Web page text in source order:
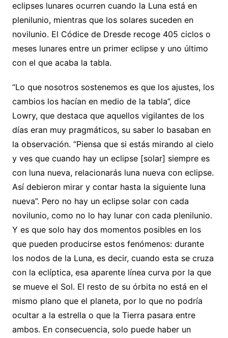
eclipses lunares ocurren cuando la Luna está en
plenilunio, mientras que los solares suceden en
novilunio. El Códice de Dresde recoge 405 ciclos o
meses lunares entre un primer eclipse y uno último
con el que acaba la tabla.
“Lo que nosotros sostenemos es que los ajustes, los
cambios los hacían en medio de la tabla”, dice
Lowry, que destaca que aquellos vigilantes de los
días eran muy pragmáticos, su saber lo basaban en
la observación. “Piensa que si estás mirando al cielo
y ves que cuando hay un eclipse [solar] siempre es
con luna nueva, relacionarás luna nueva con eclipse.
Así debieron mirar y contar hasta la siguiente luna
nueva”. Pero no hay un eclipse solar con cada
novilunio, como no lo hay lunar con cada plenilunio.
Y es que solo hay dos momentos posibles en los
que pueden producirse estos fenómenos: durante
los nodos de la Luna, es decir, cuando esta se cruza
con la eclíptica, esa aparente línea curva por la que
se mueve el Sol. El resto de su órbita no está en el
mismo plano que el planeta, por lo que no podría
ocultar a la estrella o que la Tierra pasara entre
ambos. En consecuencia, solo puede haber un